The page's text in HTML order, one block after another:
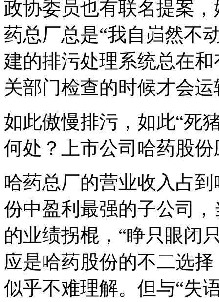
政协委员也有联名提案
药总厂总是“我自岿然不
建的排污处理系统总在
关部门检查的时候才会
如此傲慢排污，如此“死
何处？上市公司哈药股
哈药总厂的营业收入占
份中盈利最强的子公司
的业绩拐棍，“睁只眼闭
应是哈药股份的不二选
似乎不难理解。但与“失